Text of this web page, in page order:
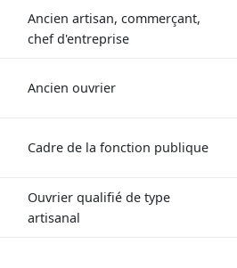
Ancien artisan, commerçant,
chef d'entreprise
Ancien ouvrier
Cadre de la fonction publique
Ouvrier qualifié de type
artisanal